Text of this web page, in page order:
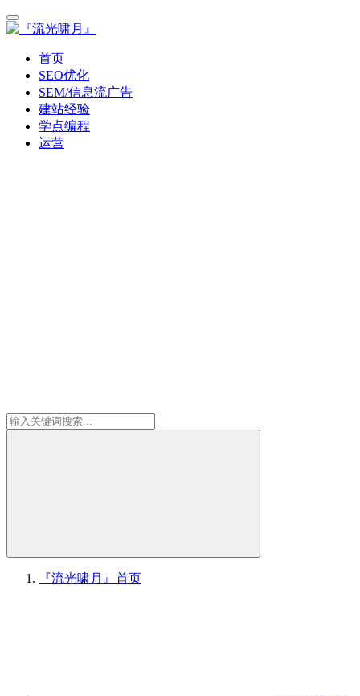
首页
SEO优化
SEM/信息流广告
建站经验
学点编程
运营
『流光啸月』 首页